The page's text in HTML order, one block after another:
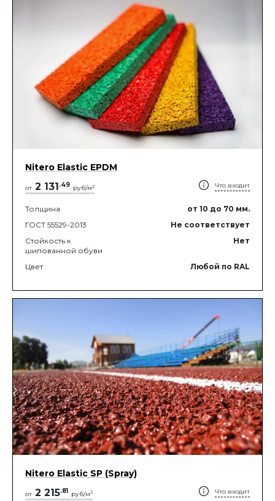
Nitero Elastic EPDM
от 2 131 .49 руб/м2 Что входит
Толщина от 10 до 70 мм.
ГОСТ 55529-2013
Не соответствует
Стойкость к
шипованной обуви
Нет
Цвет Любой по RAL
Nitero Elastic SP (Spray)
от 2 215.81 руб/м2 Что входит